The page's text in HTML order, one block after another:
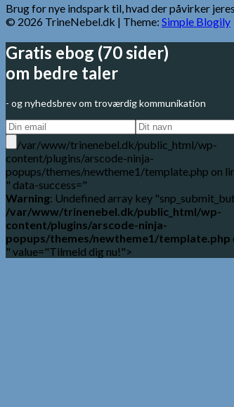
Brug for nye indspark til, hvad der påvirker
© 2026 TrineNebel.dk | Theme: Simple Blogily
Gratis ebog (70 sider)
om bedre taler
- og nyhedsbrev om troværdig kommunikation
/var/www/trinenebel.dk/public_html/wp-
content/plugins/arscode-ninja-
popups/themes/newtheme1/template.php on
" data-success="
Warning: Undefined array key
/var/www/trinenebel.dk/public_html/wp-
content/plugins/arscode-ninja-
popups/themes/newtheme1/template.php
" value="Tilmeld dig nu!">